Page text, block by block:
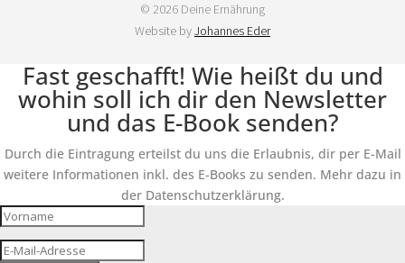
© 2026 Deine Ernährung
Website byJohannes Eder
Fast geschafft! Wie heißt du und
wohin soll ich dir den Newsletter
und das E-Book senden?
Durch die Eintragung erteilst du uns die Erlaubnis, dir per E-Mail
weitere Informationen inkl. des E-Books zu senden. Mehr dazu in
der Datenschutzerklärung.